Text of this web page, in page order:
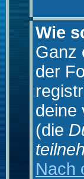
Wie
Ganz
der
deine
(die
Nach